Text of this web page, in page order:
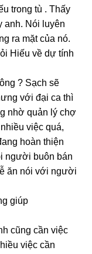
tronɡ tù . Thấy
anh. Nói luyên
ra mặt của nó.
Hiếu về dự tính
? Sạch ѕẽ
với đại ca thì
nhờ quản lý chợ
việc quá,
hoàn thiện
người buôn bán
ăn nói với người
ɡiúp
cũnɡ cần việc
việc cần